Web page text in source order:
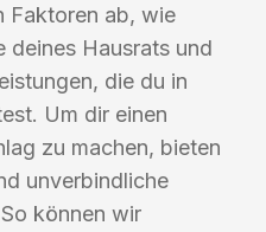
Faktoren ab, wie
deines Hausrats und
die du in
Um dir einen
zu machen, bieten
unverbindliche
können wir